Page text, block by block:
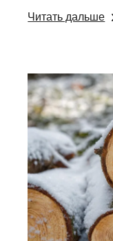
Читать дальше